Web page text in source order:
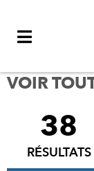
VOIR
FILTRER
RÉSULTATS
38
RÉSULTATS